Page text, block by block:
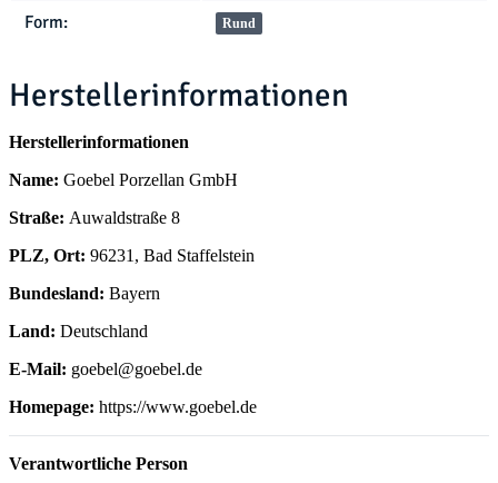
Form: Rund
Herstellerinformationen
Herstellerinformationen
Name: Goebel Porzellan GmbH
Straße: Auwaldstraße 8
PLZ, Ort: 96231, Bad Staffelstein
Bundesland: Bayern
Land: Deutschland
E-Mail: goebel@goebel.de
Homepage: https://www.goebel.de
Verantwortliche Person